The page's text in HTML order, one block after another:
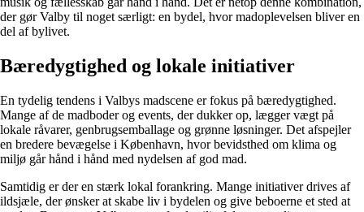
der gør Valby til noget særligt: en bydel, hvor madoplevelsen bliver en
del af bylivet.
Bæredygtighed og lokale initiativer
En tydelig tendens i Valbys madscene er fokus på bæredygtighed.
Mange af de madboder og events, der dukker op, lægger vægt på
lokale råvarer, genbrugsemballage og grønne løsninger. Det afspejler
en bredere bevægelse i København, hvor bevidsthed om klima og
miljø går hånd i hånd med nydelsen af god mad.
Samtidig er der en stærk lokal forankring. Mange initiativer drives af
ildsjæle, der ønsker at skabe liv i bydelen og give beboerne et sted at